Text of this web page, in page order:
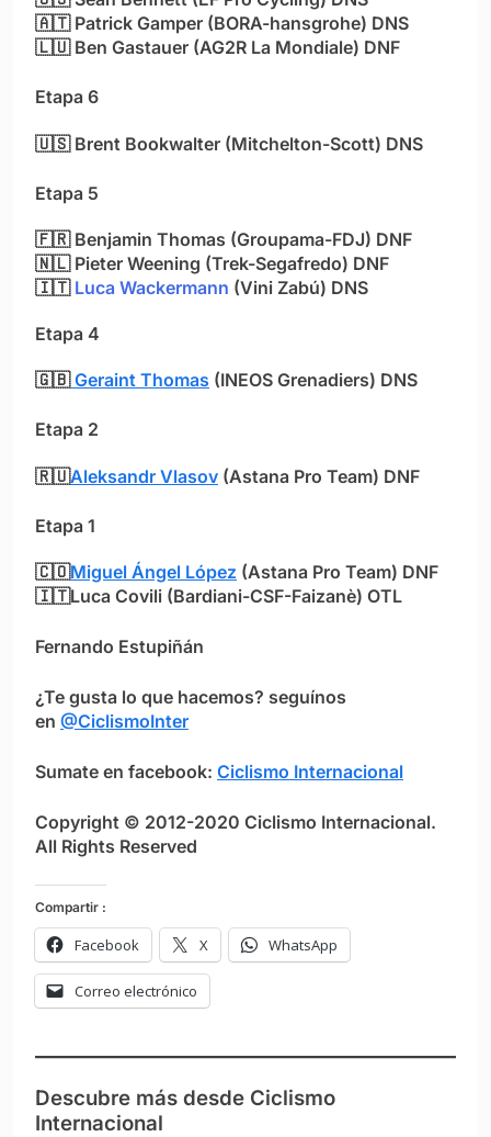
🇦🇹 Patrick Gamper (BORA-hansgrohe) DNS
🇱🇺 Ben Gastauer (AG2R La Mondiale) DNF
Etapa 6
🇺🇸 Brent Bookwalter (Mitchelton-Scott) DNS
Etapa 5
🇫🇷Benjamin Thomas (Groupama-FDJ) DNF
🇳🇱Pieter Weening (Trek-Segafredo) DNF
🇮🇹Luca Wackermann (Vini Zabú) DNS
Etapa 4
🇬🇧Geraint Thomas (INEOS Grenadiers) DNS
Etapa 2
🇷🇺Aleksandr Vlasov (Astana Pro Team) DNF
Etapa 1
🇨🇴Miguel Ángel López (Astana Pro Team) DNF
🇮🇹Luca Covili (Bardiani-CSF-Faizanè) OTL
Fernando Estupiñán
¿Te gusta lo que hacemos? seguínos
en @CiclismoInter
Sumate en facebook: Ciclismo Internacional
Copyright © 2012-2020 Ciclismo Internacional.
All Rights Reserved
Compartir :
Facebook X WhatsApp
Correo electrónico
Descubre más desde Ciclismo
Internacional